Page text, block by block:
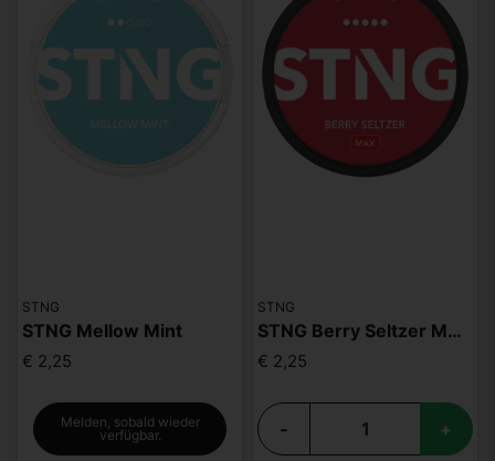
STNG
STNG Mellow Mint
€ 2,25
Melden, sobald wieder
verfügbar.
STNG
STNG Berry Seltzer MAX
€ 2,25
- +